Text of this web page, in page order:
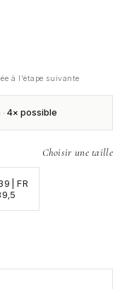
à l'étape suivante
4× possible
Choisir une taille
| FR